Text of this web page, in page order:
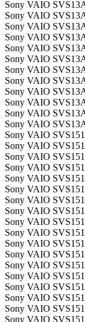
Sony VAIO
Sony VAIO
Sony VAIO
Sony VAIO
Sony VAIO
Sony VAIO
Sony VAIO
Sony VAIO
Sony VAIO
Sony VAIO
Sony VAIO
Sony VAIO
Sony VAIO
Sony VAIO
Sony VAIO
Sony VAIO
Sony VAIO
Sony VAIO
Sony VAIO
Sony VAIO
Sony VAIO
Sony VAIO
Sony VAIO
Sony VAIO
Sony VAIO
Sony VAIO
Sony VAIO
Sony VAIO
Sony VAIO
Sony VAIO